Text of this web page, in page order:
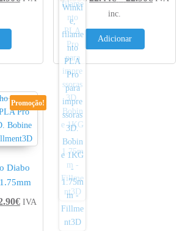
inc.
Adicionar
Promoção!
Diabo
€Price range: 22.44€ through 22.90€
IVA